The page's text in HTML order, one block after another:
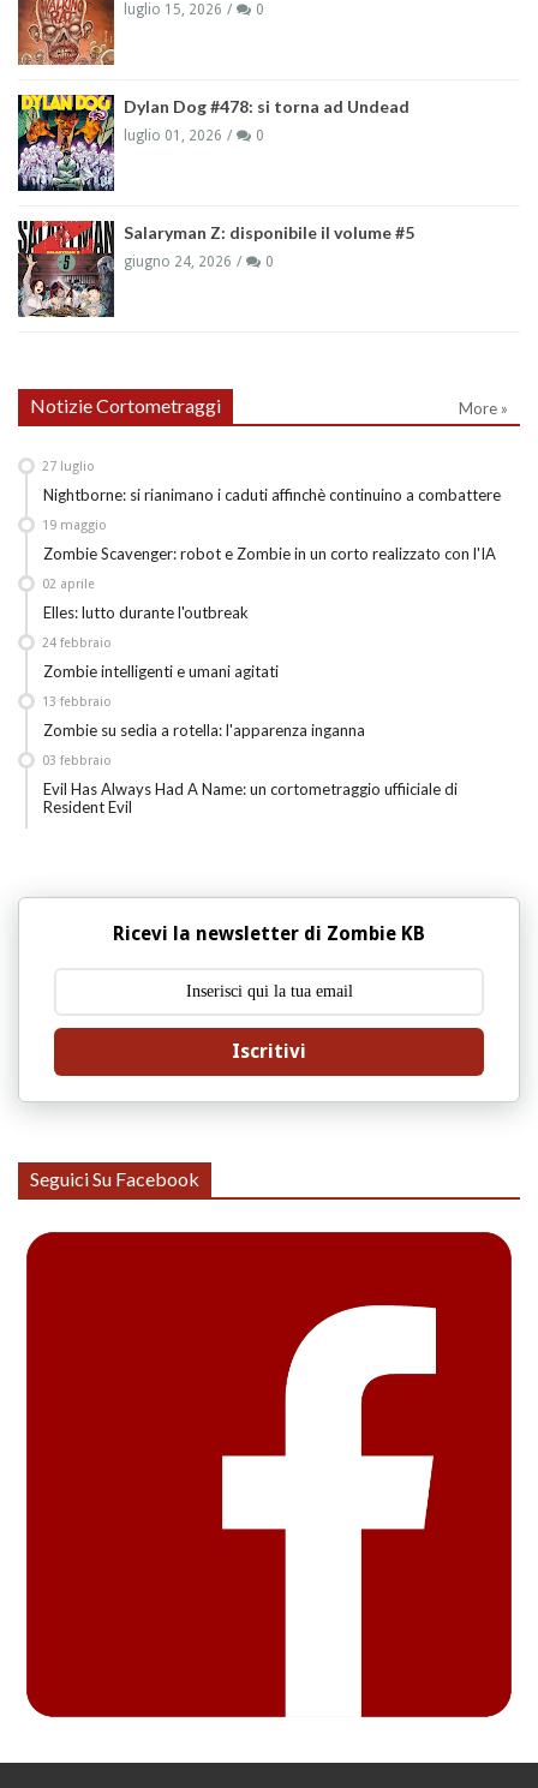
luglio 15, 2026 0
Dylan Dog #478: si torna ad Undead
luglio 01, 2026 0
Salaryman Z: disponibile il volume #5
giugno 24, 2026 0
Notizie Cortometraggi More »
Nightborne: si rianimano i caduti affinchè continuino a combattere
27 luglio
Zombie Scavenger: robot e Zombie in un corto realizzato con l'IA
19 maggio
Elles: lutto durante l'outbreak
02 aprile
Zombie intelligenti e umani agitati
24 febbraio
Zombie su sedia a rotella: l'apparenza inganna
13 febbraio
Evil Has Always Had A Name: un cortometraggio uffiiciale di
Resident Evil
03 febbraio
Ricevi la newsletter di Zombie KB
Iscritivi
Seguici Su Facebook